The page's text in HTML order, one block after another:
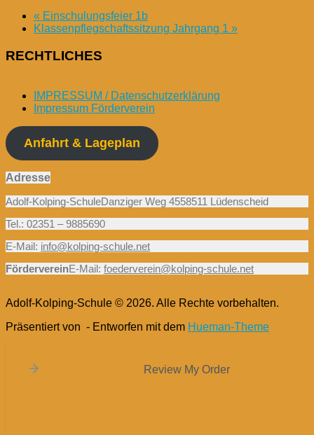
« Einschulungsfeier 1b
Klassenpflegschaftssitzung Jahrgang 1 »
RECHTLICHES
IMPRESSUM / Datenschutzerklärung
Impressum Förderverein
Anfahrt & Lageplan
Adresse
Adolf-Kolping-SchuleDanziger Weg 4558511 Lüdenscheid
Tel.: 02351 – 9885690
E-Mail: info@kolping-schule.net
FördervereinE-Mail: foederverein@kolping-schule.net
Adolf-Kolping-Schule © 2026. Alle Rechte vorbehalten.
Präsentiert von - Entworfen mit dem Hueman-Theme
Review My Order